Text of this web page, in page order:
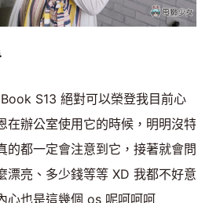
S13 絕對可以榮登我目前心
在辦公室使用它的時候，明明沒特
的都一定會注意到它，接著就會問
漂亮、多少錢等等 XD 我都不好意
心也是這幾個 os 呢呵呵呵